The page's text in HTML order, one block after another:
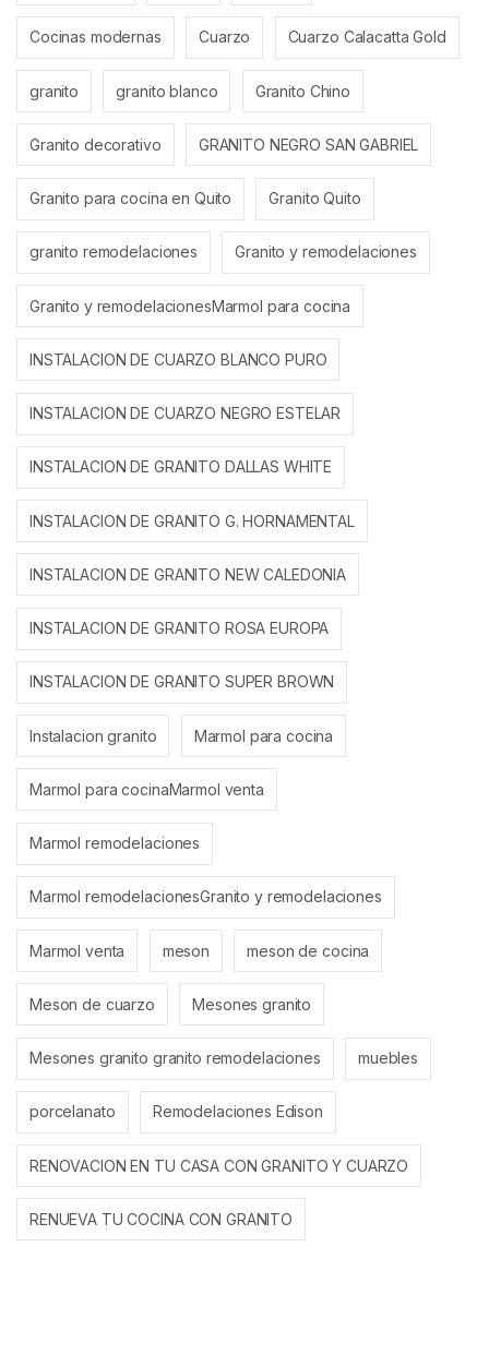
Cocinas modernas Cuarzo Cuarzo Calacatta Gold
granito granito blanco Granito Chino
Granito decorativo GRANITO NEGRO SAN GABRIEL
Granito para cocina en Quito Granito Quito
granito remodelaciones Granito y remodelaciones
Granito y remodelacionesMarmol para cocina
INSTALACION DE CUARZO BLANCO PURO
INSTALACION DE CUARZO NEGRO ESTELAR
INSTALACION DE GRANITO DALLAS WHITE
INSTALACION DE GRANITO G. HORNAMENTAL
INSTALACION DE GRANITO NEW CALEDONIA
INSTALACION DE GRANITO ROSA EUROPA
INSTALACION DE GRANITO SUPER BROWN
Instalacion granito Marmol para cocina
Marmol para cocinaMarmol venta
Marmol remodelaciones
Marmol remodelacionesGranito y remodelaciones
Marmol venta meson meson de cocina
Meson de cuarzo Mesones granito
Mesones granito granito remodelaciones muebles
porcelanato Remodelaciones Edison
RENOVACION EN TU CASA CON GRANITO Y CUARZO
RENUEVA TU COCINA CON GRANITO